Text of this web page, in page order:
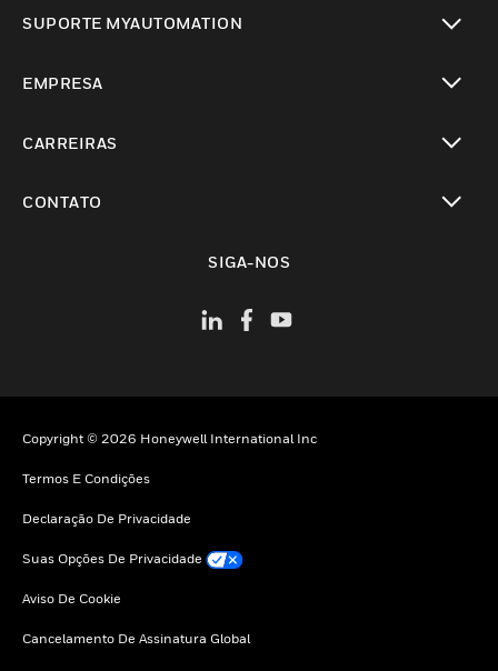
SUPORTE MYAUTOMATION
EMPRESA
CARREIRAS
CONTATO
SIGA-NOS
Copyright © 2026 Honeywell International Inc
Termos E Condições
Declaração De Privacidade
Suas Opções De Privacidade
Aviso De Cookie
Cancelamento De Assinatura Global